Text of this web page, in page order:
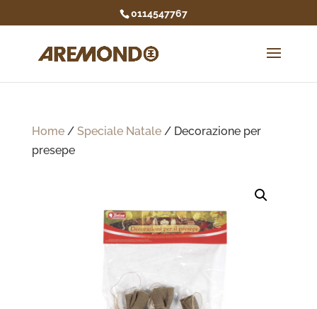
0114547767
Home/ Speciale Natale/ Decorazione per
presepe